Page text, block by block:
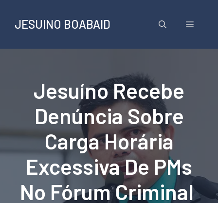
conteúdo
JESUINO BOABAID Menu
Jesuíno Recebe
Denúncia Sobre
Carga Horária
Excessiva De PMs